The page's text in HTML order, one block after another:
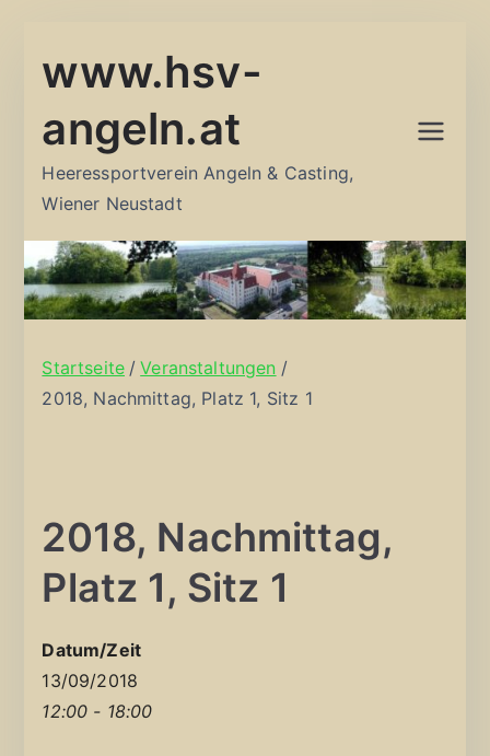
Inhalt
www.hsv-
angeln.at
Heeressportverein Angeln & Casting,
Wiener Neustadt
Startseite
Veranstaltungen
2018, Nachmittag, Platz 1, Sitz 1
2018, Nachmittag,
Platz 1, Sitz 1
Datum/Zeit
13/09/2018
12:00 - 18:00